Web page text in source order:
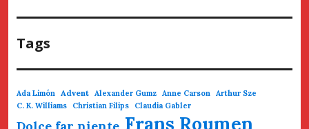
Tags
Ada Limón Advent Alexander Gumz Anne Carson
Arthur Sze
C. K. Williams
Christian Filips Claudia Gabler
Dolce far niente Frans Roumen